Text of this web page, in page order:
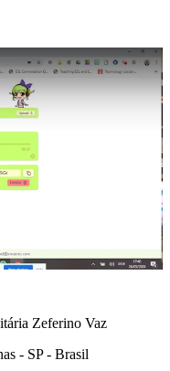
Zeferino Vaz
- SP - Brasil